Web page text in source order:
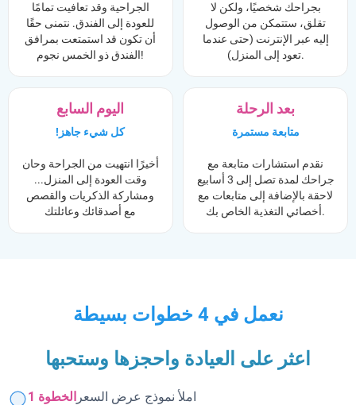
الجراحية وقد تعافيت تمامًا
للعودة إلى الفندق. نتمنى حقًا
أن تكون قد استمتعت بمرافق
الفندق ذو الخمس نجوم!
بجراحك شخصيًا، ولكن لا
تقلق، ستتمكن من الوصول
إليه عبر الإنترنت (حتى عندما
تعود إلى المنزل).
اليوم السابع
!كل شيء جاهز
أخيرًا انتهيت من الجراحة وحان
وقت العودة إلى المنزل...
ومشاركة الذكريات والقصص
مع أصدقائك وعائلتك
بعد الرحلة
متابعة مستمرة
نقدم استشارات متابعة مع
جراحك لمدة تصل إلى 3 أسابيع
لاحقة بالإضافة إلى متابعات مع
أخصائي التغذية الخاص بك.
نعمل في 4 خطوات بسيطة
اعثر على العيادة واحجزها وستحبها
الخطوة 1 املأ نموذج عرض السعر